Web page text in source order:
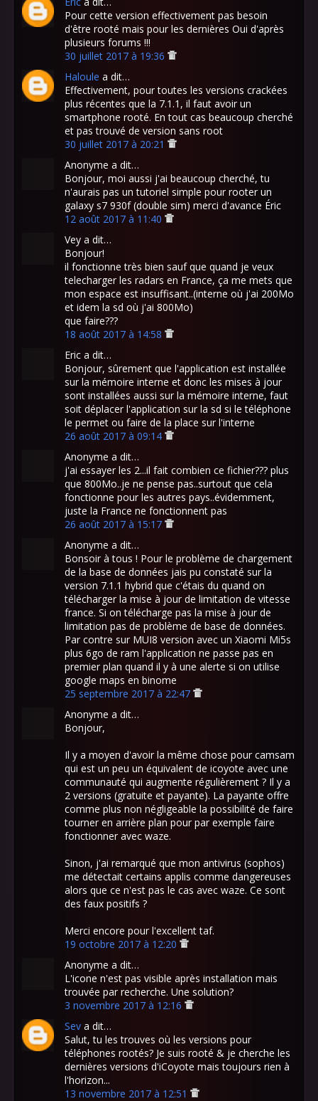
Pour cette version effectivement pas besoin
d'être rooté mais pour les dernières Oui d'après
plusieurs forums !!!
30 juillet 2017 à 19:36
Haloule a dit…
Effectivement, pour toutes les versions crackées
plus récentes que la 7.1.1, il faut avoir un
smartphone rooté. En tout cas beaucoup cherché
et pas trouvé de version sans root
30 juillet 2017 à 20:21
Anonyme a dit…
Bonjour, moi aussi j'ai beaucoup cherché, tu
n'aurais pas un tutoriel simple pour rooter un
galaxy s7 930f (double sim) merci d'avance Éric
12 août 2017 à 11:40
Vey a dit…
Bonjour!
il fonctionne très bien sauf que quand je veux
telecharger les radars en France, ça me mets que
mon espace est insuffisant..(interne où j'ai 200Mo
et idem la sd où j'ai 800Mo)
que faire???
18 août 2017 à 14:58
Eric a dit…
Bonjour, sûrement que l'application est installée
sur la mémoire interne et donc les mises à jour
sont installées aussi sur la mémoire interne, faut
soit déplacer l'application sur la sd si le téléphone
le permet ou faire de la place sur l'interne
26 août 2017 à 09:14
Anonyme a dit…
j'ai essayer les 2...il fait combien ce fichier??? plus
que 800Mo..je ne pense pas..surtout que cela
fonctionne pour les autres pays..évidemment,
juste la France ne fonctionnent pas
26 août 2017 à 15:17
Anonyme a dit…
Bonsoir à tous ! Pour le problème de chargement
de la base de données jais pu constaté sur la
version 7.1.1 hybrid que c'étais du quand on
télécharger la mise à jour de limitation de vitesse
france. Si on télécharge pas la mise à jour de
limitation pas de problème de base de données.
Par contre sur MUI8 version avec un Xiaomi Mi5s
plus 6go de ram l'application ne passe pas en
premier plan quand il y à une alerte si on utilise
google maps en binome
25 septembre 2017 à 22:47
Anonyme a dit…
Bonjour,
Il y a moyen d'avoir la même chose pour camsam
qui est un peu un équivalent de icoyote avec une
communauté qui augmente régulièrement ? Il y a
2 versions (gratuite et payante). La payante offre
comme plus non négligeable la possibilité de faire
tourner en arrière plan pour par exemple faire
fonctionner avec waze.
Sinon, j'ai remarqué que mon antivirus (sophos)
me détectait certains applis comme dangereuses
alors que ce n'est pas le cas avec waze. Ce sont
des faux positifs ?
Merci encore pour l'excellent taf.
19 octobre 2017 à 12:20
Anonyme a dit…
L'icone n'est pas visible après installation mais
trouvée par recherche. Une solution?
3 novembre 2017 à 12:16
Sev a dit…
Salut, tu les trouves où les versions pour
téléphones rootés? Je suis rooté & je cherche les
dernières versions d'iCoyote mais toujours rien à
l'horizon...
13 novembre 2017 à 12:51